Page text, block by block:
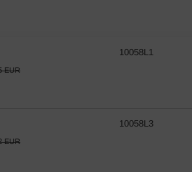
10058L1
EUR
10058L3
EUR